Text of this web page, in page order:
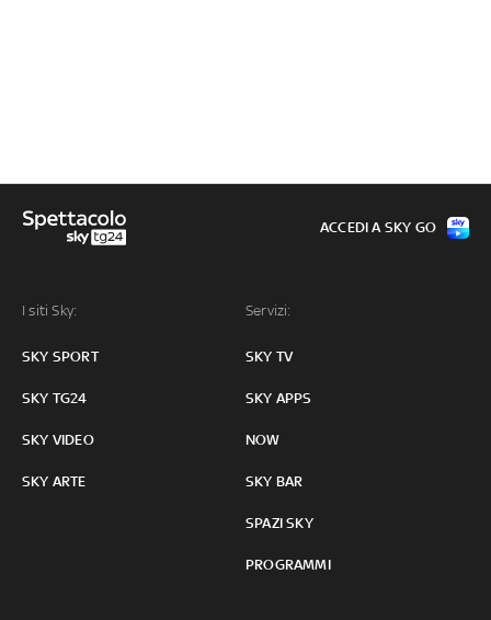
I siti Sky:
SKY SPORT
SKY TG24
SKY VIDEO
SKY ARTE
Servizi:
SKY TV
SKY APPS
NOW
SKY BAR
SPAZI SKY
PROGRAMMI
ACCEDI A SKY GO